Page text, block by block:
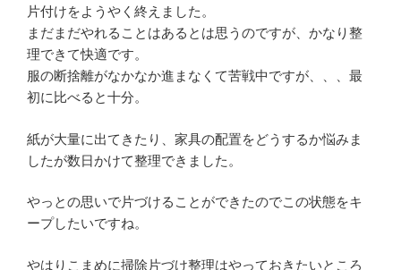
片付けをようやく終えました。
まだまだやれることはあるとは思うのですが、かなり整
理できて快適です。
服の断捨離がなかなか進まなくて苦戦中ですが、、、最
初に比べると十分。
紙が大量に出てきたり、家具の配置をどうするか悩みま
したが数日かけて整理できました。
やっとの思いで片づけることができたのでこの状態をキ
ープしたいですね。
やはりこまめに掃除片づけ整理はやっておきたいところ